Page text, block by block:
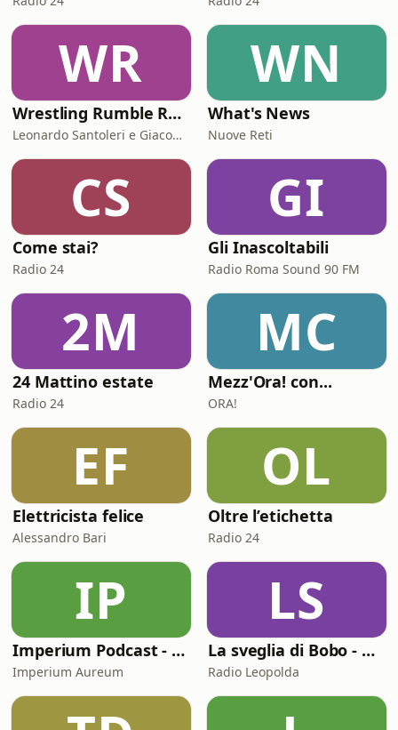
WR
Wrestling Rumble Room Podcast
Leonardo Santoleri e Giacomo Toniaccini
WN
What's News
Nuove Reti
CS
Come stai?
Radio 24
GI
Gli Inascoltabili
Radio Roma Sound 90 FM
2M
24 Mattino estate
Radio 24
MC
Mezz'Ora! con...
ORA!
EF
Elettricista felice
Alessandro Bari
OL
Oltre l’etichetta
Radio 24
IP
Imperium Podcast - Geopolitica
Imperium Aureum
LS
La sveglia di Bobo - Roberto Giachetti
Radio Leopolda